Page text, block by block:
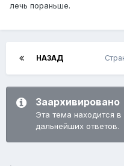
лечь пораньше.
НАЗАД
Заархивировано
Эта тема находится
дальнейших ответов.